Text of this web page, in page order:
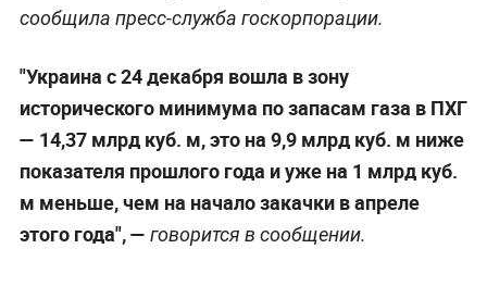
сообщила пресс-служба госкорпорации.
"Украина с 24 декабря вошла в зону
исторического минимума по запасам газа в ПХГ
— 14,37 млрд куб. м, это на 9,9 млрд куб. м ниже
показателя прошлого года и уже на 1 млрд куб.
м меньше, чем на начало закачки в апреле
этого года", — говорится в сообщении.